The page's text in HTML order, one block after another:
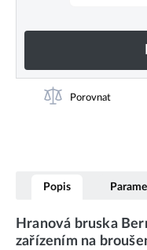
Porovnat
Popis
Hranová bruska
zařízením na